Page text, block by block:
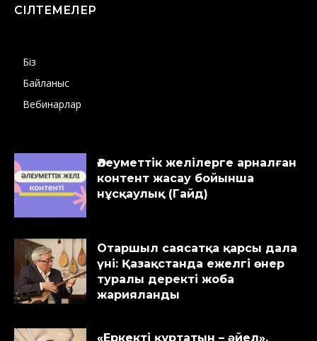
СІЛТЕМЕЛЕР
Біз
Байланыс
Вебинарлар
Әлеуметтік желілерге арналған
контент жасау бойынша
нұсқаулық (Гайд)
Отаршыл саясатқа қарсы дала
үні: Қазақстанда ежелгі өнер
туралы деректі жоба
жарияланды
«Еркекті құртатын – әйел».